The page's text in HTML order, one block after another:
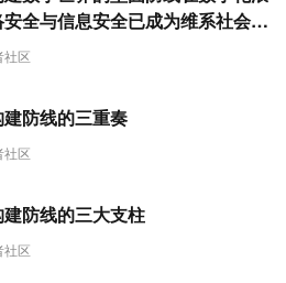
社区
全与信息安全已成为维系社会秩
密的关键防线。本文旨在深入探
图。
社区
防线的三重奏
社区
防线的三大支柱